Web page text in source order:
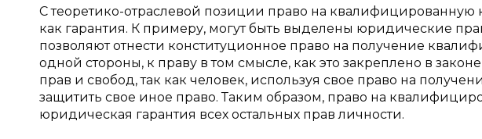
С теоретико-отраслевой позиции право на
как гарантия. К примеру, могут быть выделены юридические
позволяют отнести конституционное право на получение
одной стороны, к праву в том смысле, как это закреплено в
прав и свобод, так как человек, используя свое право на
защитить свое иное право. Таким образом, право на
юридическая гарантия всех остальных прав личности.